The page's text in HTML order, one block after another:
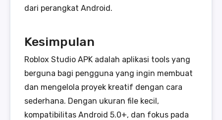
dari perangkat Android.
Kesimpulan
Roblox Studio APK adalah aplikasi tools yang
berguna bagi pengguna yang ingin membuat
dan mengelola proyek kreatif dengan cara
sederhana. Dengan ukuran file kecil,
kompatibilitas Android 5.0+, dan fokus pada